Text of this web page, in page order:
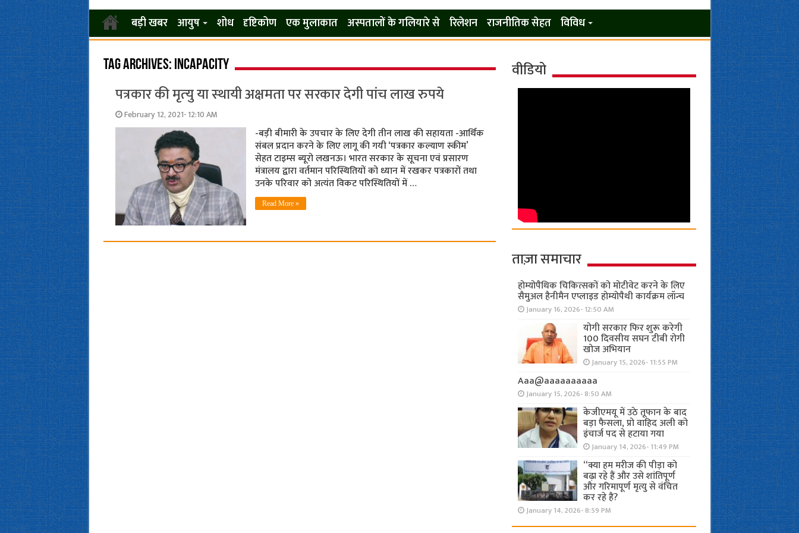
बड़ी खबर आयुष शोध दृष्टिकोण एक मुलाकात अस्पतालों के गलियारे से रिलेशन राजनीतिक सेहत विविध
Tag Archives: incapacity
पत्रकार की मृत्‍यु या स्‍थायी अक्षमता पर सरकार देगी पांच लाख रुपये
February 12, 2021- 12:10 AM
-बड़ी बीमारी के उपचार के लिए देगी तीन लाख की सहायता -आर्थिक
संबल प्रदान करने के लिए लागू की गयी ‘पत्रकार कल्याण स्कीम’
सेहत टाइम्‍स ब्‍यूरो लखनऊ। भारत सरकार के सूचना एवं प्रसारण
मंत्रालय द्वारा वर्तमान परिस्थितियों को ध्यान में रखकर पत्रकारों तथा
उनके परिवार को अत्यंत विकट परिस्थितियों में …
Read More »
वीडियो
ताज़ा समाचार
होम्योपैथिक चिकित्सकों को मोटीवेट करने के लिए
सैमुअल हैनीमैन एप्लाइड होम्योपैथी कार्यक्रम लॉन्च
January 16, 2026- 12:50 AM
योगी सरकार फिर शुरू करेगी
100 दिवसीय सघन टीबी रोगी
खोज अभियान
January 15, 2026- 11:55 PM
Aaa@aaaaaaaaaa
January 15, 2026- 8:50 AM
केजीएमयू में उठे तूफान के बाद
बड़ा फैसला, प्रो वाहिद अली को
इंचार्ज पद से हटाया गया
January 14, 2026- 11:49 PM
“क्या हम मरीज की पीड़ा को
बढ़ा रहे हैं और उसे शांतिपूर्ण
और गरिमापूर्ण मृत्यु से वंचित
कर रहे हैं?
January 14, 2026- 8:59 PM